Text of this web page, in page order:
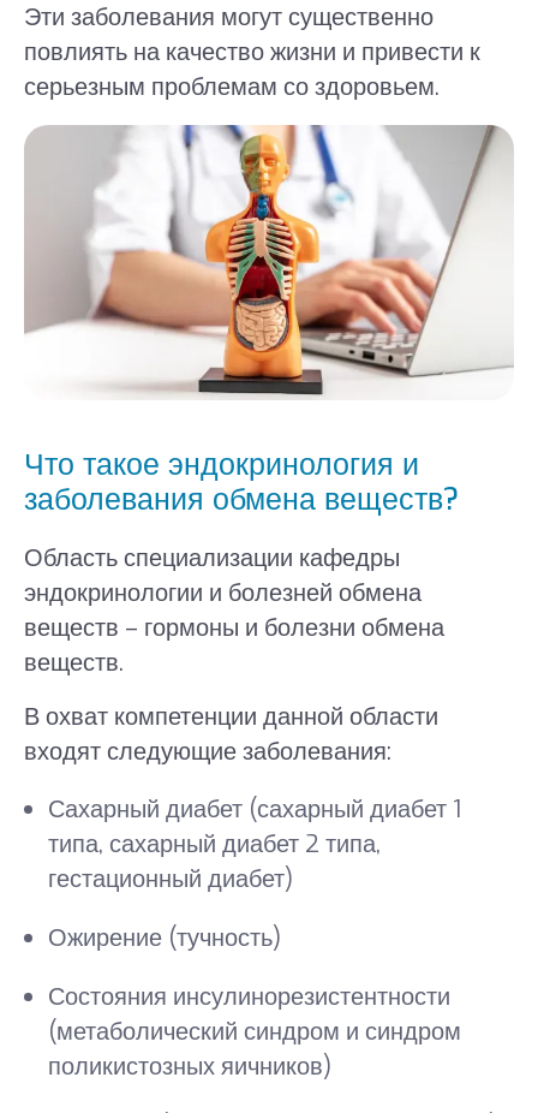
Эти заболевания могут существенно
повлиять на качество жизни и привести к
серьезным проблемам со здоровьем.
Что такое эндокринология и
заболевания обмена веществ?
Область специализации кафедры
эндокринологии и болезней обмена
веществ – гормоны и болезни обмена
веществ.
В охват компетенции данной области
входят следующие заболевания:
Сахарный диабет (сахарный диабет 1
типа, сахарный диабет 2 типа,
гестационный диабет)
Ожирение (тучность)
Состояния инсулинорезистентности
(метаболический синдром и синдром
поликистозных яичников)